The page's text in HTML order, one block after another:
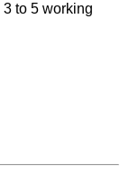
to 5 working